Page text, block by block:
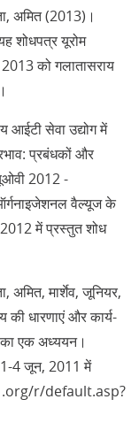
अमित (2013)।
शोधपत्र यूरोम
को गलातासराय
आईटी सेवा उद्योग में
प्रबंधकों और
2012 -
वैल्यूज के
2012 में प्रस्तुत शोध
अमित, मार्शेव, जूनियर,
धारणाएं और कार्य-
का एक अध्ययन।
1-4 जून, 2011 में
r/default.asp?